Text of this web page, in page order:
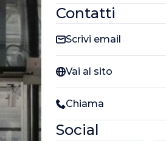
Contatti
Scrivi email
Vai al sito
Chiama
Social